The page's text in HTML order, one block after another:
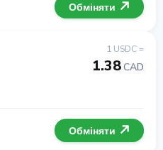
Обміняти
1 USDC =
1.38CAD
Обміняти